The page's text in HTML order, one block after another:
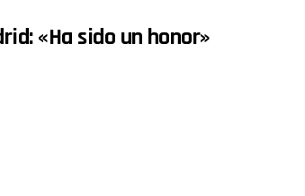
«Ha sido un honor»